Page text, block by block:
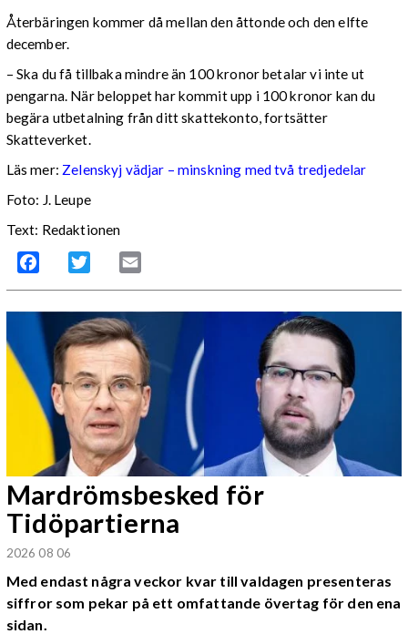
Återbäringen kommer då mellan den åttonde och den elfte
december.
– Ska du få tillbaka mindre än 100 kronor betalar vi inte ut
pengarna. När beloppet har kommit upp i 100 kronor kan du
begära utbetalning från ditt skattekonto, fortsätter
Skatteverket.
Läs mer: Zelenskyj vädjar – minskning med två tredjedelar
Foto: J. Leupe
Text: Redaktionen
Facebook Twitter
Mardrömsbesked för
Tidöpartierna
2026 08 06
Med endast några veckor kvar till valdagen presenteras
siffror som pekar på ett omfattande övertag för den ena
sidan.